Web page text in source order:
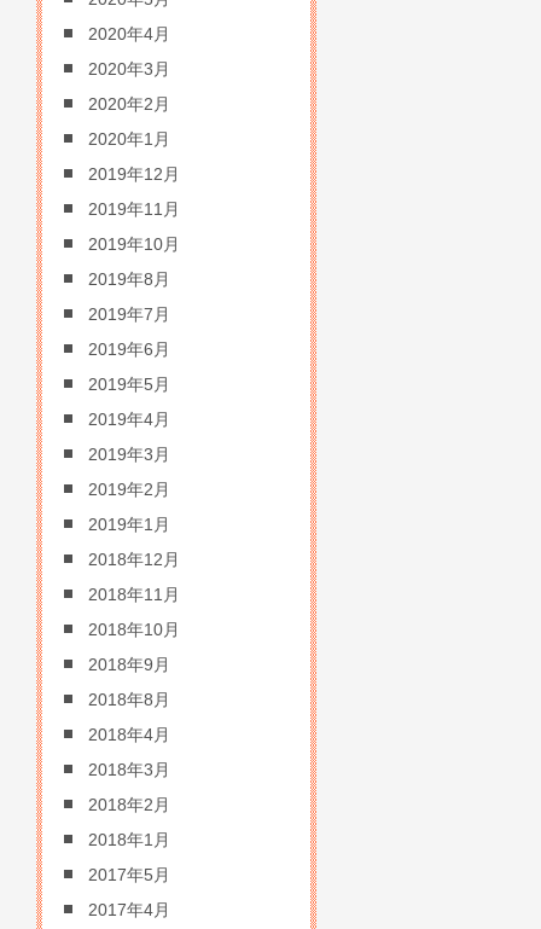
2020年4月
2020年3月
2020年2月
2020年1月
2019年12月
2019年11月
2019年10月
2019年8月
2019年7月
2019年6月
2019年5月
2019年4月
2019年3月
2019年2月
2019年1月
2018年12月
2018年11月
2018年10月
2018年9月
2018年8月
2018年4月
2018年3月
2018年2月
2018年1月
2017年5月
2017年4月